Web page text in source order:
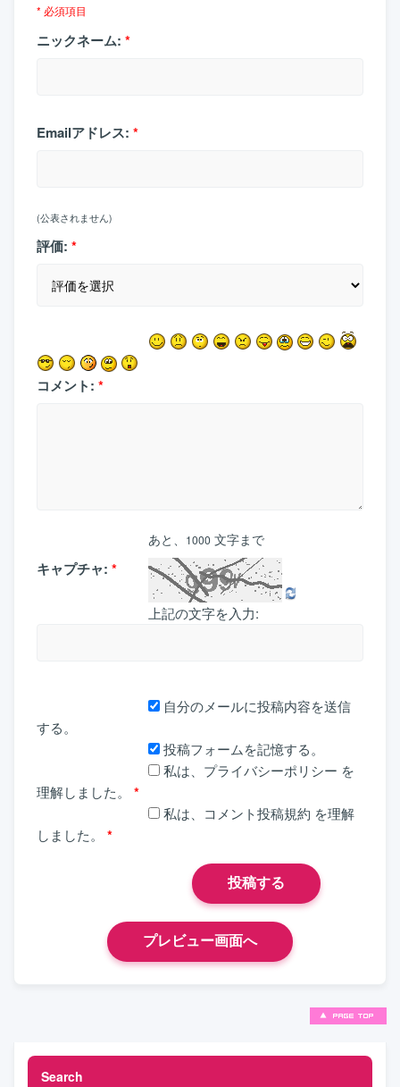
* 必須項目
ニックネーム: *
Emailアドレス: *
(公表されません)
評価: *
コメント: *
あと、 1000 文字まで
キャプチャ: *
上記の文字を入力:
自分のメールに投稿内容を送信
する。
投稿フォームを記憶する。
私は、 プライバシーポリシー を
理解しました。
*
私は、 コメント投稿規約 を理解
しました。
*
Search